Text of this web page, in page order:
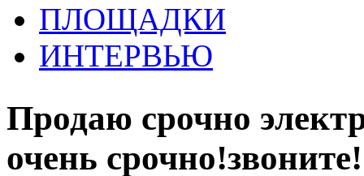
ПЛОЩАДКИ
ИНТЕРВЬЮ
Продаю срочно
очень срочно!звоните!